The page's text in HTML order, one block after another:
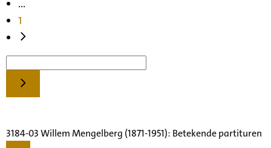
...
1
3184-03 Willem Mengelberg (1871-1951): Betekende partituren